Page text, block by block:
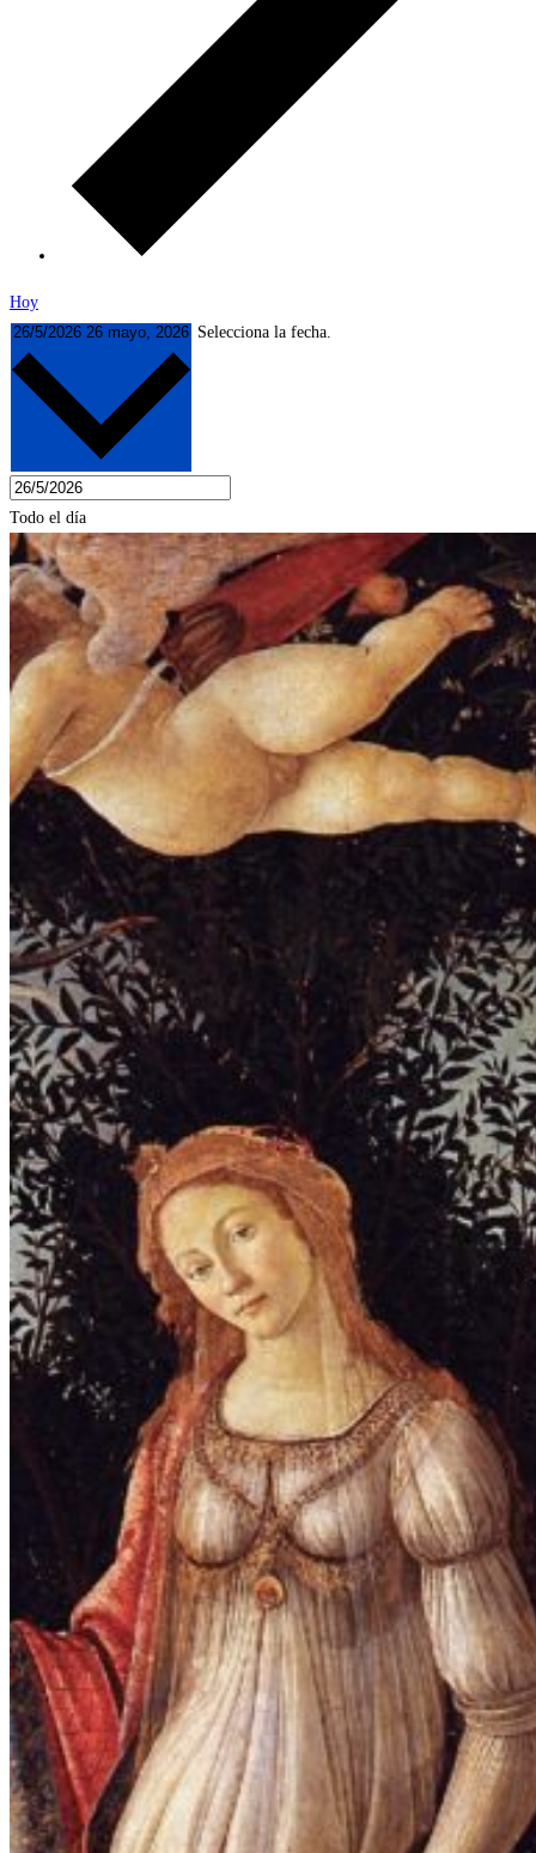
Hoy
26/5/2026 26 mayo, 2026 Selecciona la fecha.
Todo el día